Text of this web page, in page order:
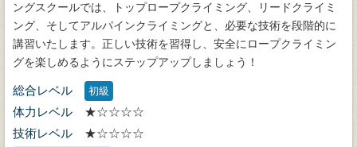
ングスクールでは、トップロープクライミング、リードクライミ
ング、そしてアルパインクライミングと、必要な技術を段階的に
講習いたします。正しい技術を習得し、安全にロープクライミン
グを楽しめるようにステップアップしましょう！
総合レベル 初級
体力レベル
★☆☆☆☆
技術レベル
★☆☆☆☆